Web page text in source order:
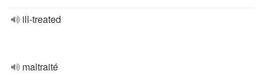
ill-treated
maltraité